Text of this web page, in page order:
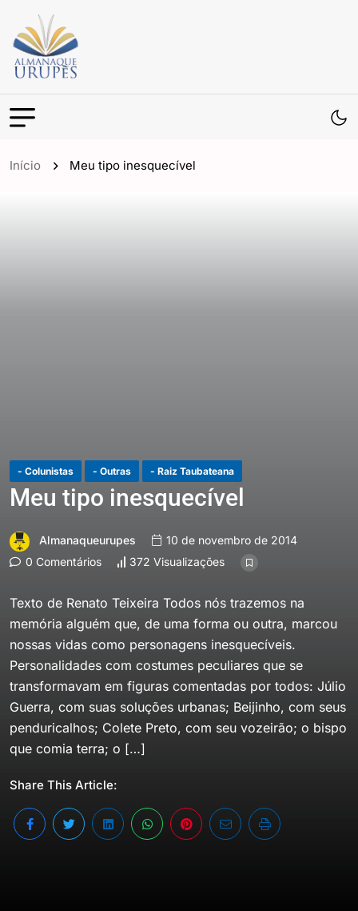
Início Meu tipo inesquecível
- Colunistas - Outras - Raiz Taubateana
Meu tipo inesquecível
Almanaqueurupes
10 de novembro de 2014
0 Comentários
372 Visualizações
Texto de Renato Teixeira Todos nós trazemos na
memória alguém que, de uma forma ou outra, marcou
nossas vidas como personagens inesquecíveis.
Personalidades com costumes peculiares que se
transformavam em figuras comentadas por todos: Júlio
Guerra, com suas soluções urbanas; Beijinho, com seus
penduricalhos; Colete Preto, com seu vozeirão; o bispo
que comia terra; o […]
Share This Article: